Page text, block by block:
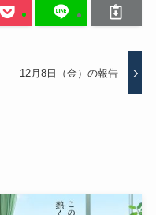
12月8日（金）の報告